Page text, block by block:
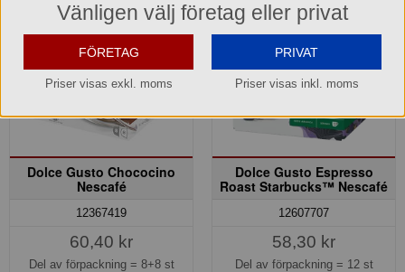
Dolce Gusto Chococino
Nescafé
12367419
60,40 kr
Del av förpackning = 8+8 st
Dolce Gusto Espresso
Roast Starbucks™ Nescafé
12607707
58,30 kr
Del av förpackning = 12 st
Vänligen välj företag eller privat
FÖRETAG
Priser visas exkl. moms
PRIVAT
Priser visas inkl. moms